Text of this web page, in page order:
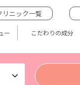
リニック一覧
ー こだわりの成分